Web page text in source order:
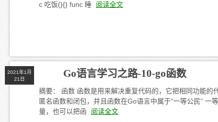
c 吃饭(){} func 睡
阅读全文
2021年1月
21日
Go语言学习之路-10-go函数
摘要： 函数 函数是用来解决重复代码的，它把相同功能
匿名函数和闭包，并且函数在Go语言中属于“一等公民”
量，也可以把函
阅读全文